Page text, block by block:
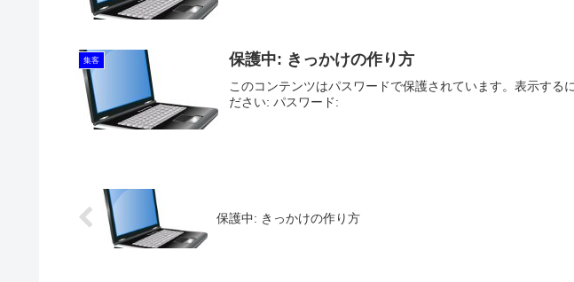
集客 保護中: きっかけの作り方
このコンテンツはパスワードで保護されています。表示する
ださい: パスワード:
保護中: きっかけの作り方